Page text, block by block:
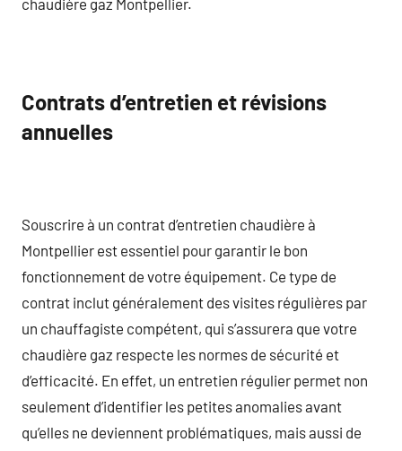
Contrats d’entretien et révisions
annuelles
Souscrire à un contrat d’entretien chaudière à
Montpellier est essentiel pour garantir le bon
fonctionnement de votre équipement. Ce type de
contrat inclut généralement des visites régulières par
un chauffagiste compétent, qui s’assurera que votre
chaudière gaz respecte les normes de sécurité et
d’efficacité. En effet, un entretien régulier permet non
seulement d’identifier les petites anomalies avant
qu’elles ne deviennent problématiques, mais aussi de